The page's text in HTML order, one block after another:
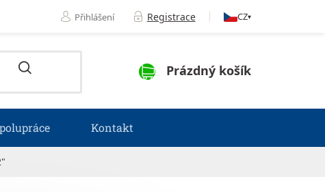
Přihlášení Registrace CZ▾
NÁKUPNÍ KOŠÍK
Prázdný košík
Kontakt